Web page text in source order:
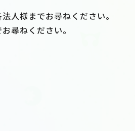
人様までお尋ねください。
尋ねください。